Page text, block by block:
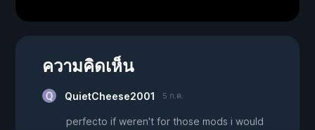
ความคิดเห็น
QuietCheese2001 5 ก.ค.
perfecto if weren't for those mods i would